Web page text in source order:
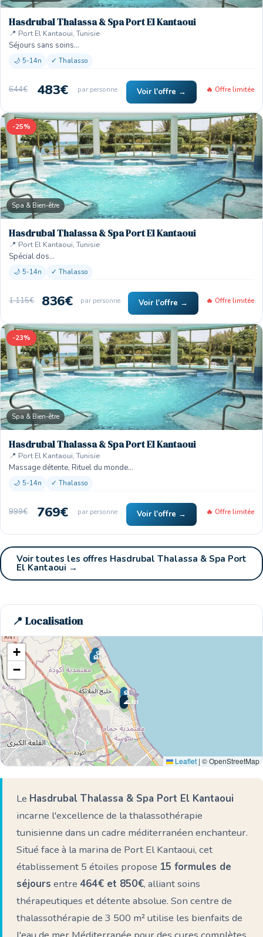
Hasdrubal Thalassa & Spa Port El Kantaoui
📍 Port El Kantaoui, Tunisie
Séjours sans soins…
🌙 5-14n ✓ Thalasso
644€ 483€ par personne Voir l'offre → 🔥 Offre limitée
-25%
Spa & Bien-être
Hasdrubal Thalassa & Spa Port El Kantaoui
📍 Port El Kantaoui, Tunisie
Spécial dos…
🌙 5-14n ✓ Thalasso
1 115€ 836€ par personne Voir l'offre → 🔥 Offre limitée
-23%
Spa & Bien-être
Hasdrubal Thalassa & Spa Port El Kantaoui
📍 Port El Kantaoui, Tunisie
Massage détente, Rituel du monde…
🌙 5-14n ✓ Thalasso
999€ 769€ par personne Voir l'offre → 🔥 Offre limitée
Voir toutes les offres Hasdrubal Thalassa & Spa Port
El Kantaoui →
📍 Localisation
🌊 Ici
🏨
🏨
🏨
🏨
+
−
Leaflet | © OpenStreetMap
Le Hasdrubal Thalassa & Spa Port El Kantaoui
incarne l'excellence de la thalassothérapie
tunisienne dans un cadre méditerranéen enchanteur.
Situé face à la marina de Port El Kantaoui, cet
établissement 5 étoiles propose 15 formules de
séjours entre 464€ et 850€, alliant soins
thérapeutiques et détente absolue. Son centre de
thalassothérapie de 3 500 m² utilise les bienfaits de